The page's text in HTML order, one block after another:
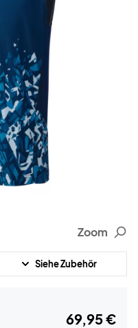
Zoom
Siehe Zubehör
69,95 €